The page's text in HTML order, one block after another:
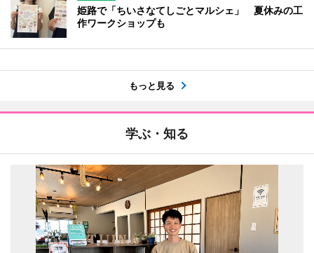
姫路で「ちいさなてしごとマルシェ」 夏休みの工
作ワークショップも
もっと見る
学ぶ・知る